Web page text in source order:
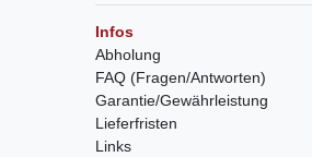
Infos
Abholung
FAQ (Fragen/Antworten)
Garantie/Gewährleistung
Lieferfristen
Links